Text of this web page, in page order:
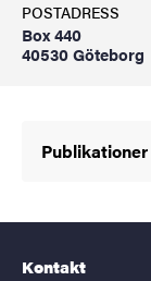
POSTADRESS
Box 440
40530 Göteborg
Publikationer
Kontakt